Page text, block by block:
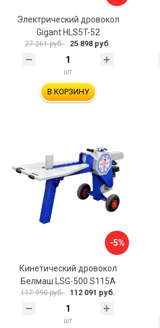
Электрический дровокол
Gigant HLS5T-52
27 261 руб. 25 898 руб.
шт
В КОРЗИНУ
-5%
Кинетический дровокол
Белмаш LSG-500 S115A
117 990 руб. 112 091 руб.
шт